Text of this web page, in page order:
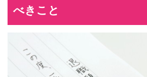
べきこと